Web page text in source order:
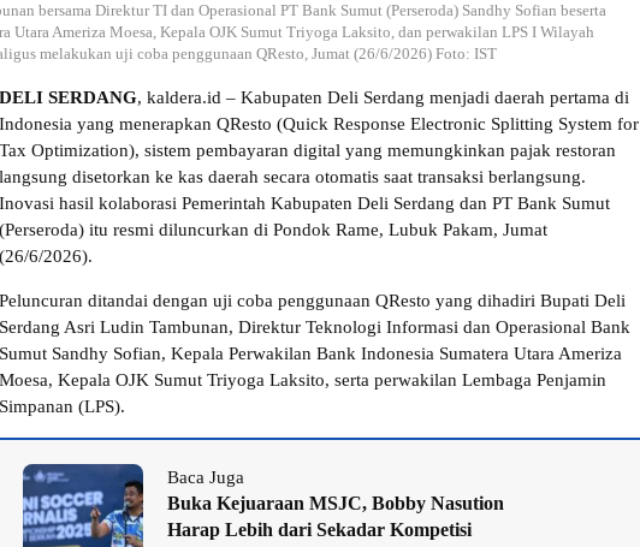
bersama Direktur TI dan Operasional PT Bank Sumut (Perseroda) Sandhy Sofian beserta
Utara Ameriza Moesa, Kepala OJK Sumut Triyoga Laksito, dan perwakilan LPS I Wilayah
melakukan uji coba penggunaan QResto, Jumat (26/6/2026) Foto: IST
DELI SERDANG, kaldera.id – Kabupaten Deli Serdang menjadi daerah pertama di
Indonesia yang menerapkan QResto (Quick Response Electronic Splitting System for
Tax Optimization), sistem pembayaran digital yang memungkinkan pajak restoran
langsung disetorkan ke kas daerah secara otomatis saat transaksi berlangsung.
Inovasi hasil kolaborasi Pemerintah Kabupaten Deli Serdang dan PT Bank Sumut
(Perseroda) itu resmi diluncurkan di Pondok Rame, Lubuk Pakam, Jumat
(26/6/2026).
Peluncuran ditandai dengan uji coba penggunaan QResto yang dihadiri Bupati Deli
Serdang Asri Ludin Tambunan, Direktur Teknologi Informasi dan Operasional Bank
Sumut Sandhy Sofian, Kepala Perwakilan Bank Indonesia Sumatera Utara Ameriza
Moesa, Kepala OJK Sumut Triyoga Laksito, serta perwakilan Lembaga Penjamin
Simpanan (LPS).
Baca Juga
Buka Kejuaraan MSJC, Bobby Nasution
Harap Lebih dari Sekadar Kompetisi